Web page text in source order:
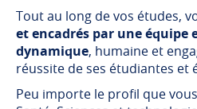
Tout au long de vos études,
et encadrés par une équipe
dynamique, humaine et
réussite de ses étudiantes et
Peu importe le profil que